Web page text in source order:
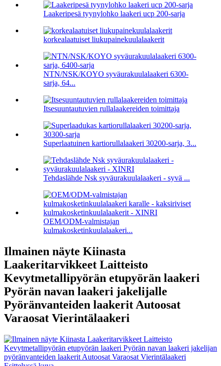
Laakeripesä tyynylohko laakeri ucp 200-sarja
korkealaatuiset liukupainekuulalaakerit
NTN/NSK/KOYO syväurakuulalaakeri 6300-
sarja, 64...
Itsesuuntautuvien rullalaakereiden toimittaja
Superlaatuinen kartiorullalaakeri 30200-sarja, 3...
Tehdaslähde Nsk syväurakuulalaakeri - syvä ...
OEM/ODM-valmistajan
kulmakosketinkuulalaakeri...
Ilmainen näyte Kiinasta
Laakeritarvikkeet Laitteisto
Kevytmetallipyörän etupyörän laakeri
Pyörän navan laakeri jakelijalle
Pyöränvanteiden laakerit Autoosat
Varaosat Vierintälaakeri